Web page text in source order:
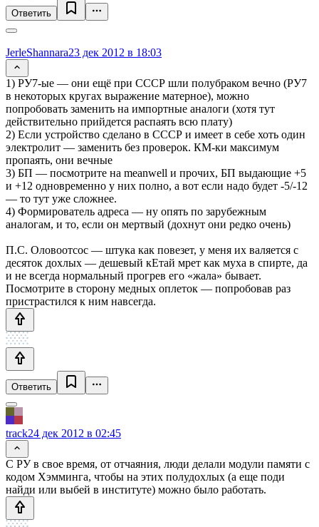
Ответить
JerleShannara23 дек 2012 в 18:03
1) РУ7-ые — они ещё при СССР шли полубраком вечно (РУ7
в некоторых кругах выражение матерное), можно
попробовать заменить на импортные аналоги (хотя тут
действительно прийдется распаять всю плату)
2) Если устройство сделано в СССР и имеет в себе хоть один
электролит — заменить без проверок. КМ-ки максимум
пропаять, они вечные
3) БП — посмотрите на meanwell и прочих, БП выдающие +5
и +12 одновременно у них полно, а вот если надо будет -5/-12
— то тут уже сложнее.
4) Формирователь адреса — ну опять по зарубежным
аналогам, и то, если он мертвый (дохнут они редко очень)
П.С. Оловоотсос — штука как повезет, у меня их валяется с
десяток дохлых — дешевый кЕтай мрет как муха в спирте, да
и не всегда нормальный прогрев его «жала» бывает.
Посмотрите в сторону медных оплеток — попробовав раз
пристрастился к ним навсегда.
Ответить
track24 дек 2012 в 02:45
С РУ в свое время, от отчаяния, люди делали модули памяти с
кодом Хэмминга, чтобы на этих полудохлых (а еще поди
найди или выбей в институте) можно было работать.